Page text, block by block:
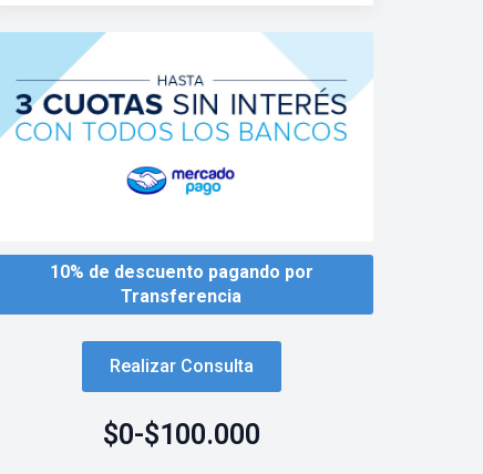
10% de descuento pagando por
Transferencia
Realizar Consulta
$0-$100.000
Rango